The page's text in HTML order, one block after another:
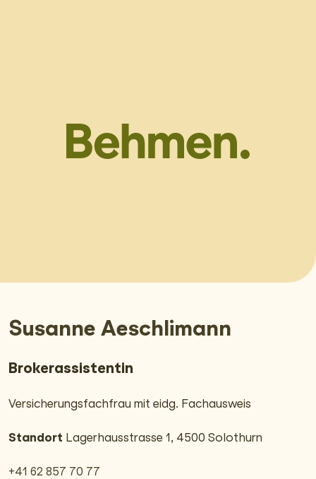
Susanne Aeschlimann
Broker­assistentin
Versicherungs­fachfrau mit eidg. Fachausweis
Standort Lagerhausstrasse 1, 4500 Solothurn
+41 62 857 70 77